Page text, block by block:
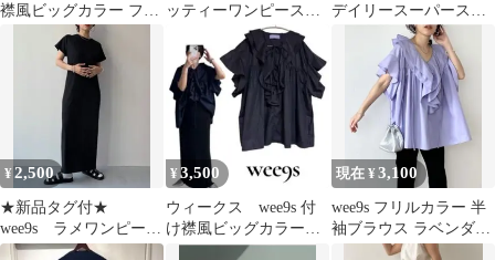
襟風ビッグカラー フリ
ル ハーフ ブラウス 半
ッティーワンピース
（スッキリタイプ）
デイリースーパースト
レッチクルーネックプ
リーツワンピース
¥2,500
★新品タグ付★
wee9s ラメワンピー
ス サイズFREE
¥3,500
ウィークス wee9s 付
け襟風ビッグカラーフ
リルハーフブラウス
現在 ¥3,100
wee9s フリルカラー 半
袖ブラウス ラベンダ
ー 完売品